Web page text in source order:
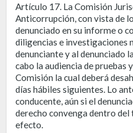
Artículo 17. La Comisión
Anticorrupción, con vista de
denunciado en su informe o
diligencias e investigaciones
denunciante y al denunciado
cabo la audiencia de pruebas
Comisión la cual deberá
días hábiles siguientes. Lo
conducente, aún si el
derecho convenga dentro
efecto.